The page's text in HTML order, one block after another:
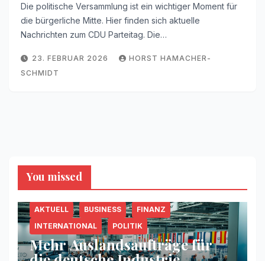
Die politische Versammlung ist ein wichtiger Moment für
die bürgerliche Mitte. Hier finden sich aktuelle
Nachrichten zum CDU Parteitag. Die…
23. FEBRUAR 2026
HORST HAMACHER-
SCHMIDT
You missed
AKTUELL BUSINESS
FINANZ
INTERNATIONAL
POLITIK
Mehr Auslandsaufträge für